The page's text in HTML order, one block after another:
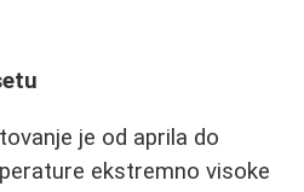
je od aprila do
ekstremno visoke